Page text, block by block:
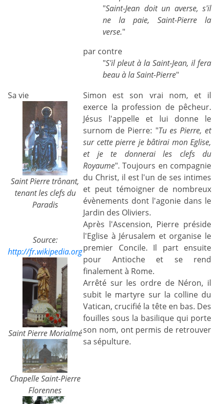
"Saint-Jean doit un averse, s'il
ne la paie, Saint-Pierre la
verse."
par contre
"S'il pleut à la Saint-Jean, il fera
beau à la Saint-Pierre"
Sa vie
Saint Pierre trônant,
tenant les clefs du
Paradis
Source:
http://fr.wikipedia.org
Saint Pierre Morialmé
Chapelle Saint-Pierre
Florennes
Simon est son vrai nom, et il
exerce la profession de pêcheur.
Jésus l'appelle et lui donne le
surnom de Pierre: "Tu es Pierre, et
sur cette pierre je bâtirai mon Eglise,
et je te donnerai les clefs du
Royaume". Toujours en compagnie
du Christ, il est l'un de ses intimes
et peut témoigner de nombreux
évènements dont l'agonie dans le
Jardin des Oliviers.
Après l'Ascension, Pierre préside
l'Eglise à Jérusalem et organise le
premier Concile. Il part ensuite
pour Antioche et se rend
finalement à Rome.
Arrêté sur les ordre de Néron, il
subit le martyre sur la colline du
Vatican, crucifié la tête en bas. Des
fouilles sous la basilique qui porte
son nom, ont permis de retrouver
sa sépulture.